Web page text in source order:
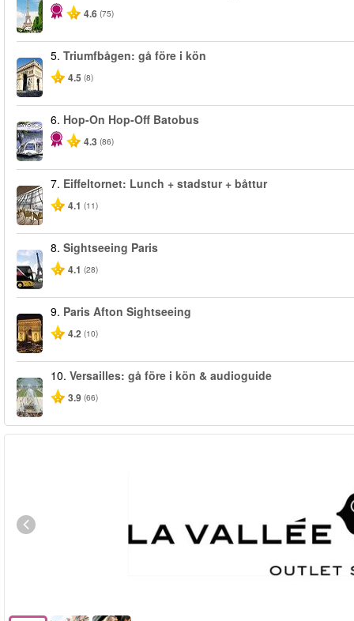
4.6 (75)
5. Triumfbågen: gå före i kön
4.5 (8)
6. Hop-On Hop-Off Batobus
4.3 (86)
7. Eiffeltornet: Lunch + stadstur + båttur
4.1 (11)
8. Sightseeing Paris
4.1 (28)
9. Paris Afton Sightseeing
4.2 (10)
10. Versailles: gå före i kön & audioguide
3.9 (66)